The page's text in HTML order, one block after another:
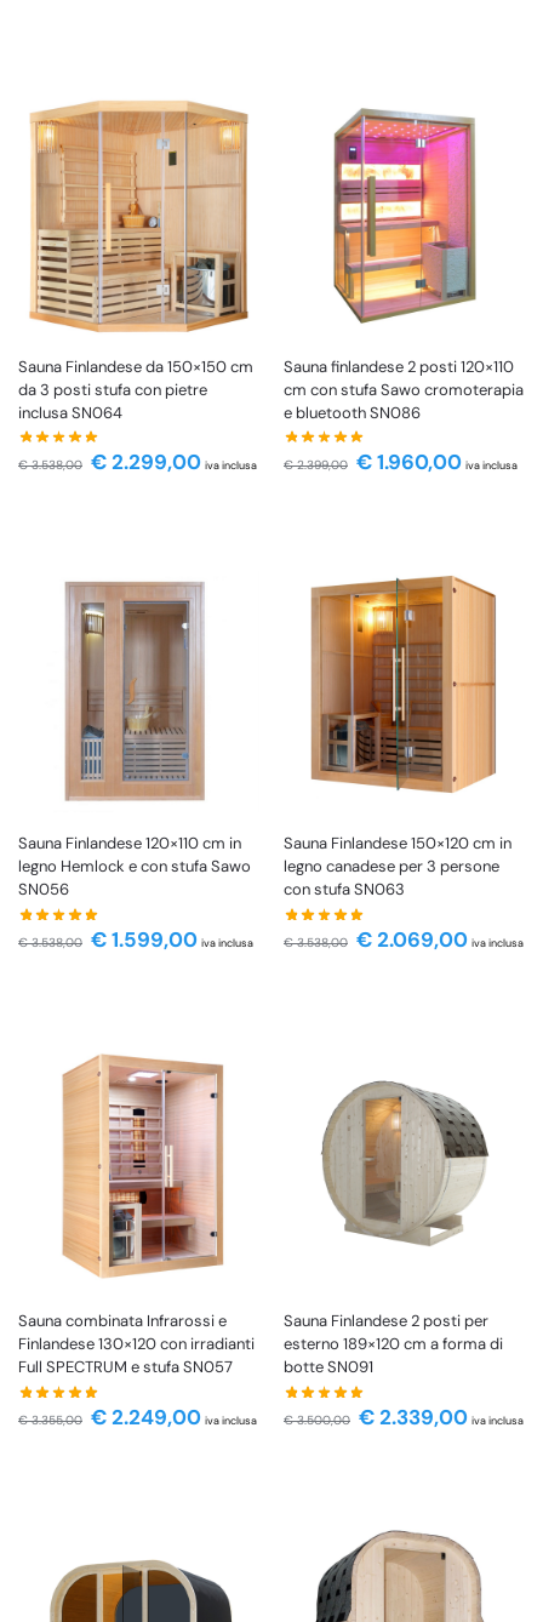
Sauna Finlandese da 150×150 cm
da 3 posti stufa con pietre
inclusa SN064
€3.538,00 €2.299,00 iva inclusa
Sauna finlandese 2 posti 120×110
cm con stufa Sawo cromoterapia
e bluetooth SN086
€2.399,00 €1.960,00 iva inclusa
Sauna Finlandese 120×110 cm in
legno Hemlock e con stufa Sawo
SN056
€3.538,00 €1.599,00 iva inclusa
Sauna Finlandese 150×120 cm in
legno canadese per 3 persone
con stufa SN063
€3.538,00 €2.069,00 iva inclusa
Sauna combinata Infrarossi e
Finlandese 130×120 con irradianti
Full SPECTRUM e stufa SN057
€3.355,00 €2.249,00 iva inclusa
Sauna Finlandese 2 posti per
esterno 189×120 cm a forma di
botte SN091
€3.500,00 €2.339,00 iva inclusa